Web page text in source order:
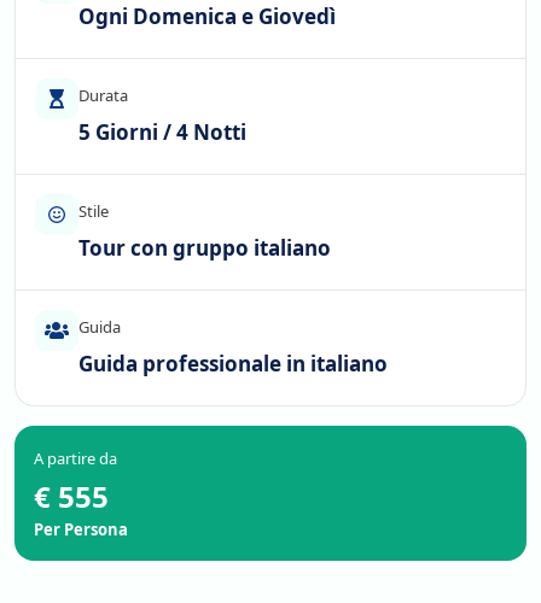
Ogni Domenica e Giovedì
Durata
5 Giorni / 4 Notti
Stile
Tour con gruppo italiano
Guida
Guida professionale in italiano
A partire da
€ 555
Per Persona